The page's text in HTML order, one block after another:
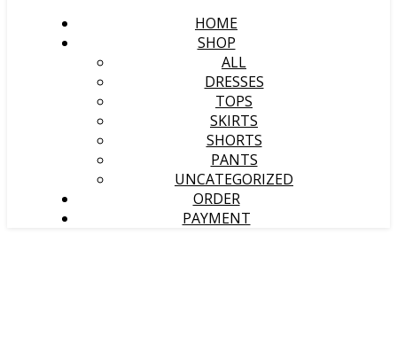
HOME
SHOP
ALL
DRESSES
TOPS
SKIRTS
SHORTS
PANTS
UNCATEGORIZED
ORDER
PAYMENT